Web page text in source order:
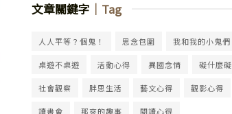
文章關鍵字 ｜Tag
人人平等？個鬼！ 思念包圍 我和我的小鬼們
桌遊不桌遊 活動心得 異國念情 礙什麼礙
社會觀察 胖思生活 藝文心得 觀影心得
讀書會 那來的趣事 閱讀心得